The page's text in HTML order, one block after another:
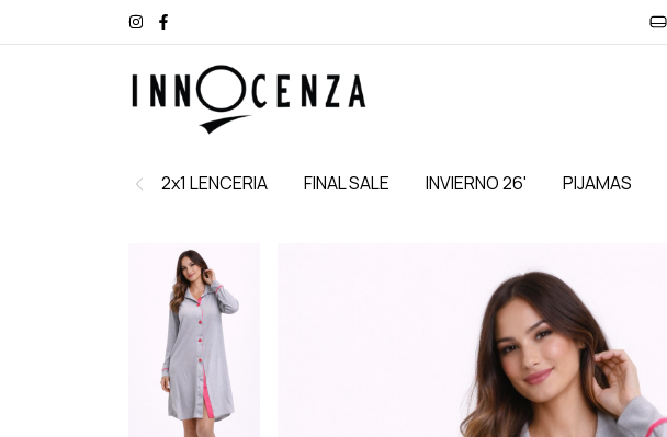
2x1 LENCERIA FINAL SALE INVIERNO 26' PIJAMAS